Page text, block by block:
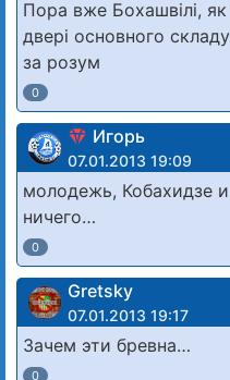
Пора вже Бохашвілі,
двері основного
за розум
0
Игорь
07.01.2013 19:09
молодежь, Кобахидзе
ничего…
0
Gretsky
07.01.2013 19:17
Зачем эти бревна…
0